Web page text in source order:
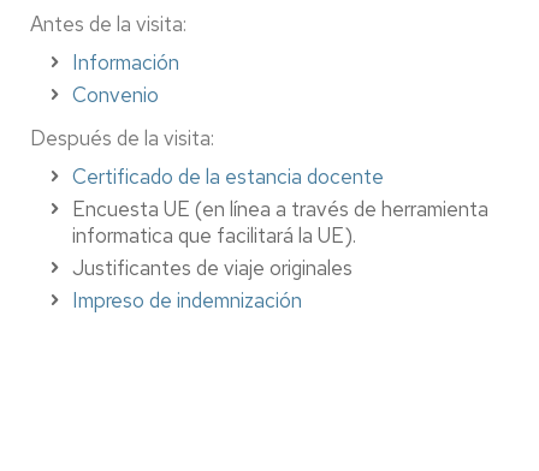
Antes de la visita:
Información
Convenio
Después de la visita:
Certificado de la estancia docente
Encuesta UE (en línea a través de herramienta
informatica que facilitará la UE).
Justificantes de viaje originales
Impreso de indemnización